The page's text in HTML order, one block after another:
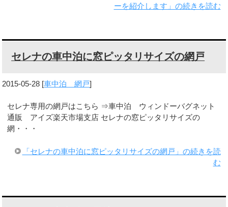
ーを紹介します」の続きを読む
セレナの車中泊に窓ピッタリサイズの網戸
2015-05-28 [車中泊 網戸]
セレナ専用の網戸はこちら ⇒車中泊 ウィンドーバグネット
通販 アイズ楽天市場支店 セレナの窓ピッタリサイズの
網・・・
「セレナの車中泊に窓ピッタリサイズの網戸」の続きを読
む